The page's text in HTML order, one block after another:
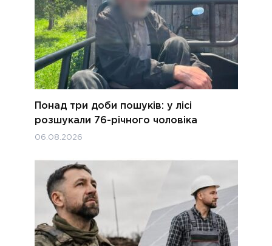
Понад три доби пошуків: у лісі
розшукали 76-річного чоловіка
06.08.2026